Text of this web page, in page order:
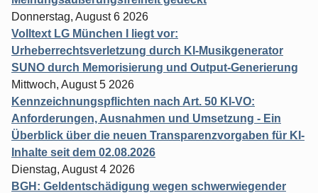
Donnerstag, August 6 2026
Volltext LG München I liegt vor:
Urheberrechtsverletzung durch KI-Musikgenerator
SUNO durch Memorisierung und Output-Generierung
Mittwoch, August 5 2026
Kennzeichnungspflichten nach Art. 50 KI-VO:
Anforderungen, Ausnahmen und Umsetzung - Ein
Überblick über die neuen Transparenzvorgaben für KI-
Inhalte seit dem 02.08.2026
Dienstag, August 4 2026
BGH: Geldentschädigung wegen schwerwiegender